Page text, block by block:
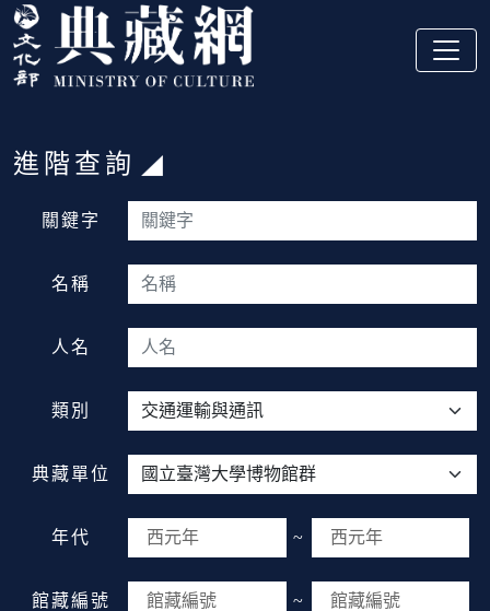
跳到主要內容
:::
:::
進階查詢
關鍵字
名稱
人名
類別
典藏單位
年代 ~
館藏編號 ~